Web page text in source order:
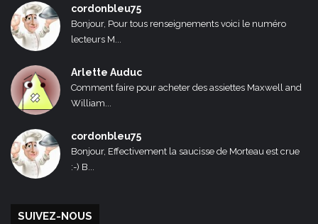
cordonbleu75
Bonjour, Pour tous renseignements voici le numéro
lecteurs M...
Arlette Auduc
Comment faire pour acheter des assiettes Maxwell and
William...
cordonbleu75
Bonjour, Effectivement la saucisse de Morteau est crue
:-) B...
SUIVEZ-NOUS